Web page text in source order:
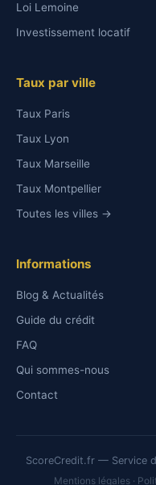
Loi Lemoine
Investissement locatif
Taux par ville
Taux Paris
Taux Lyon
Taux Marseille
Taux Montpellier
Toutes les villes →
Informations
Blog & Actualités
Guide du crédit
FAQ
Qui sommes-nous
Contact
ScoreCredit.fr — Service
Mentions légales·